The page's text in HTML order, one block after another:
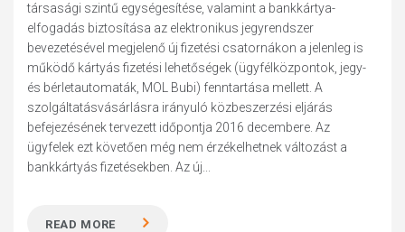
társasági szintű egységesítése, valamint a bankkártya-
elfogadás biztosítása az elektronikus jegyrendszer
bevezetésével megjelenő új fizetési csatornákon a jelenleg is
működő kártyás fizetési lehetőségek (ügyfélközpontok, jegy-
és bérletautomaták, MOL Bubi) fenntartása mellett. A
szolgáltatásvásárlásra irányuló közbeszerzési eljárás
befejezésének tervezett időpontja 2016 decembere. Az
ügyfelek ezt követően még nem érzékelhetnek változást a
bankkártyás fizetésekben. Az új...
READ MORE